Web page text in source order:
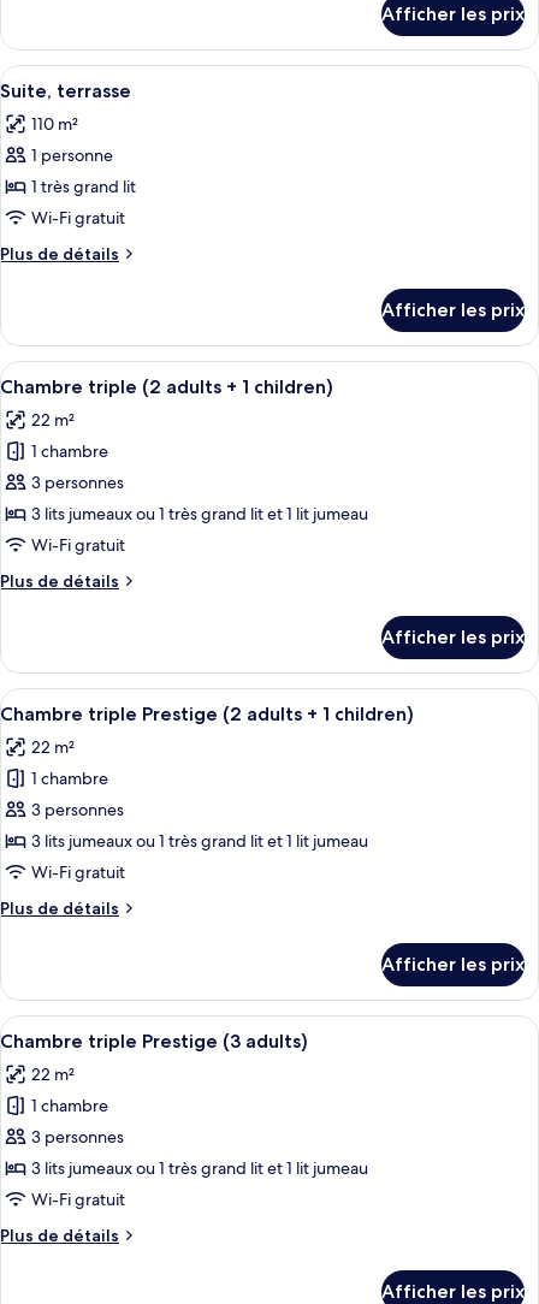
Suite,
terrasse
Suite,
terrasse
Afficher les prix
Afficher
toutes
les
photos
pour
ce
type
de
Suite,
terrasse
8
Suite, terrasse
110 m²
1 personne
1 très grand lit
Wi-Fi gratuit
Plus de détails
Plus
Suite,
terrasse
Afficher les prix
Afficher
toutes
les
photos
pour
ce
type
chambre :
(2
adults
+
1
children)
Une chambre d’hôtel moderne,
5
Chambre triple (2 adults + 1 children)
22 m²
1 chambre
3 personnes
3 lits jumeaux ou 1 très grand lit et 1 lit jumeau
Wi-Fi gratuit
Plus de détails
Plus
Chambre
triple
(2
+
Afficher les prix
Afficher
toutes
les
photos
pour
ce
type
chambre :
Prestige
(2
adults
+
children)
Une chambre d’hôtel moderne
5
Chambre triple Prestige (2 adults + 1 children)
22 m²
1 chambre
3 personnes
3 lits jumeaux ou 1 très grand lit et 1 lit jumeau
Wi-Fi gratuit
Plus de détails
Plus
Chambre
triple
Prestige
adults
+
children)
Afficher les prix
Afficher
toutes
les
photos
pour
ce
type
chambre :
Une chambre d’hôtel moderne
5
Chambre triple Prestige (3 adults)
22 m²
1 chambre
3 personnes
3 lits jumeaux ou 1 très grand lit et 1 lit jumeau
Wi-Fi gratuit
Plus de détails
Plus
Afficher les prix